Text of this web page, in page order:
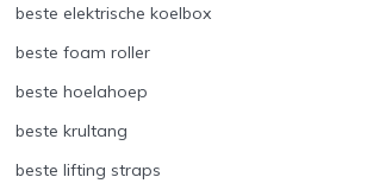
beste elektrische koelbox
beste foam roller
beste hoelahoep
beste krultang
beste lifting straps